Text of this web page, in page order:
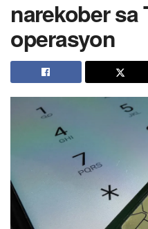
narekober sa
operasyon